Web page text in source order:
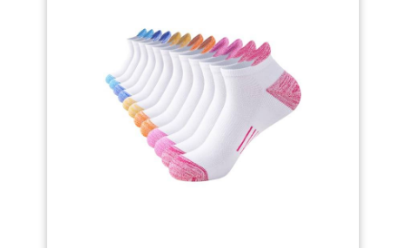
confortables en permanence
Tissu Éponge Renforcé: Les
semelles renforcées en tissu
éponge au niveau du talon et
des orteils améliorent la
durabilité des chaussettes,
réduisent les impacts et les
frottements pendant l'exercice
et soulagent les douleurs aux
pieds Soutien de La Voûte
Plantaire: La bande de soutien
retour veineux et à atténuer la
fatigue pour plus de confort.
PRÉVENTION DES BLESSURES :
Un soutien amélioré de la voûte
plantaire à 360° stimule la
circulation sanguine et empêche
la matière de se tordre et de se
plier, évitant ainsi les ampoules
et les irritations au fil des
kilomètres. SÉCHAGE RAPIDE :